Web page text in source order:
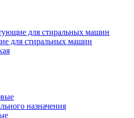
для стиральных машин
для стиральных машин
назначения